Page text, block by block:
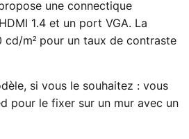
une connectique
1.4 et un port VGA. La
cd/m² pour un taux de contraste
si vous le souhaitez : vous
pour le fixer sur un mur avec un